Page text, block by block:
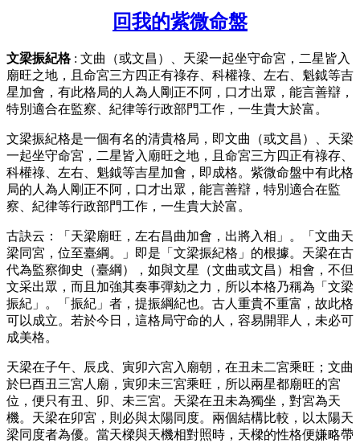
回我的紫微命盤
文梁振紀格: 文曲（或文昌）、天梁一起坐守命宮，二星皆入
廟旺之地，且命宮三方四正有祿存、科權祿、左右、魁鉞等吉
星加會，有此格局的人為人剛正不阿，口才出眾，能言善辯，
特別適合在監察、紀律等行政部門工作，一生貴大於富。
文梁振紀格是一個有名的清貴格局，即文曲（或文昌）、天梁
一起坐守命宮，二星皆入廟旺之地，且命宮三方四正有祿存、
科權祿、左右、魁鉞等吉星加會，即成格。紫微命盤中有此格
局的人為人剛正不阿，口才出眾，能言善辯，特別適合在監
察、紀律等行政部門工作，一生貴大於富。
古訣云：「天梁廟旺，左右昌曲加會，出將入相」。「文曲天
梁同宮，位至臺綱。」即是「文梁振紀格」的根據。天梁在古
代為監察御史（臺綱），如與文星（文曲或文昌）相會，不但
文采出眾，而且加強其奏事彈劾之力，所以本格乃稱為「文梁
振紀」。「振紀」者，提振綱紀也。古人重貴不重富，故此格
可以成立。若於今日，這格局守命的人，容易開罪人，未必可
成美格。
天梁在子午、辰戌、寅卯六宮入廟朝，在丑未二宮乘旺；文曲
於巳酉丑三宮人廟，寅卯未三宮乘旺，所以兩星都廟旺的宮
位，便只有丑、卯、未三宮。天梁在丑未為獨坐，對宮為天
機。天梁在卯宮，則必與太陽同度。兩個結構比較，以太陽天
梁同度者為優。當天樑與天機相對照時，天樑的性格便嫌略帶